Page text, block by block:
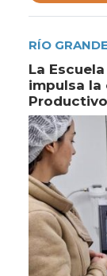
RÍO GRANDE
La
impulsa la